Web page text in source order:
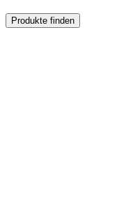
Produkte finden